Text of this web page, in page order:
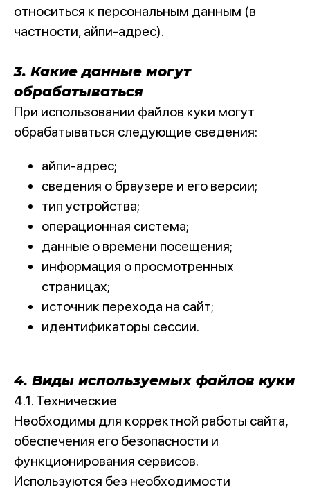
относиться к персональным данным (в
частности, айпи-адрес).
3. Какие данные могут
обрабатываться
При использовании файлов куки могут
обрабатываться следующие сведения:
айпи-адрес;
сведения о браузере и его версии;
тип устройства;
операционная система;
данные о времени посещения;
информация о просмотренных
страницах;
источник перехода на сайт;
идентификаторы сессии.
4. Виды используемых файлов куки
4.1. Технические
Необходимы для корректной работы сайта,
обеспечения его безопасности и
функционирования сервисов.
Используются без необходимости